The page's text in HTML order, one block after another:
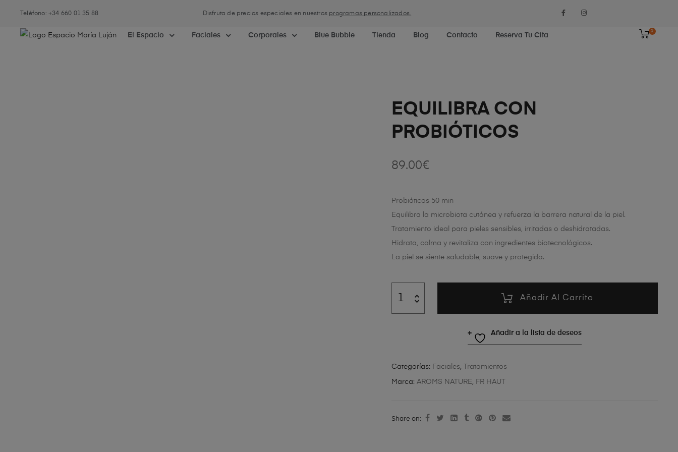
Teléfono: +34 660 01 35 88 Disfruta de precios especiales en nuestros programas personalizados.
El Espacio Faciales Corporales Blue Bubble Tienda Blog Contacto Reserva Tu Cita
0
EQUILIBRA CON
PROBIÓTICOS
89.00€
Probióticos 50 min
Equilibra la microbiota cutánea y refuerza la barrera natural de la piel.
Tratamiento ideal para pieles sensibles, irritadas o deshidratadas.
Hidrata, calma y revitaliza con ingredientes biotecnológicos.
La piel se siente saludable, suave y protegida.
Añadir Al Carrito
Añadir a la lista de deseos
Categorías: Faciales, Tratamientos
Marca:AROMS NATURE, FR HAUT
Share on: